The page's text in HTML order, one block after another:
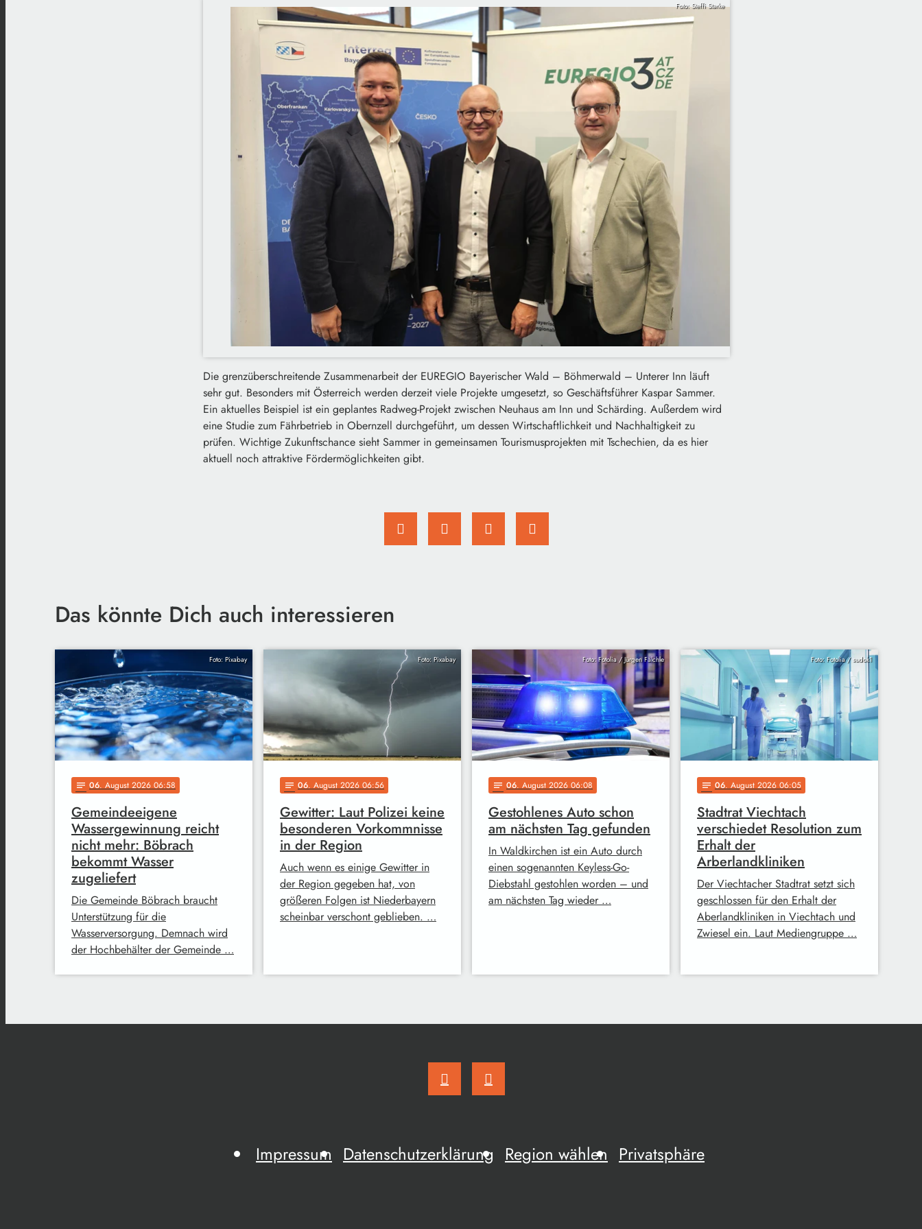
Foto: Steffi Starke
Die grenzüberschreitende Zusammenarbeit der EUREGIO Bayerischer Wald – Böhmerwald – Unterer Inn läuft
sehr gut. Besonders mit Österreich werden derzeit viele Projekte umgesetzt, so Geschäftsführer Kaspar Sammer.
Ein aktuelles Beispiel ist ein geplantes Radweg-Projekt zwischen Neuhaus am Inn und Schärding. Außerdem wird
eine Studie zum Fährbetrieb in Obernzell durchgeführt, um dessen Wirtschaftlichkeit und Nachhaltigkeit zu
prüfen. Wichtige Zukunftschance sieht Sammer in gemeinsamen Tourismusprojekten mit Tschechien, da es hier
aktuell noch attraktive Fördermöglichkeiten gibt.
Das könnte Dich auch interessieren
Foto: Pixabay
notes 06. August 2026 06:58
Gemeindeeigene
Wassergewinnung reicht
nicht mehr: Böbrach
bekommt Wasser
zugeliefert
Die Gemeinde Böbrach braucht
Unterstützung für die
Wasserversorgung. Demnach wird
der Hochbehälter der Gemeinde …
Foto: Pixabay
notes 06. August 2026 06:56
Gewitter: Laut Polizei keine
besonderen Vorkommnisse
in der Region
Auch wenn es einige Gewitter in
der Region gegeben hat, von
größeren Folgen ist Niederbayern
scheinbar verschont geblieben. …
Foto: Fotolia / Jürgen Fälchle
notes 06. August 2026 06:08
Gestohlenes Auto schon
am nächsten Tag gefunden
In Waldkirchen ist ein Auto durch
einen sogenannten Keyless-Go-
Diebstahl gestohlen worden – und
am nächsten Tag wieder …
Foto: Fotolia / sudok1
notes 06. August 2026 06:05
Stadtrat Viechtach
verschiedet Resolution zum
Erhalt der
Arberlandkliniken
Der Viechtacher Stadtrat setzt sich
geschlossen für den Erhalt der
Aberlandkliniken in Viechtach und
Zwiesel ein. Laut Mediengruppe …
Impressum Datenschutzerklärung Region wählen Privatsphäre